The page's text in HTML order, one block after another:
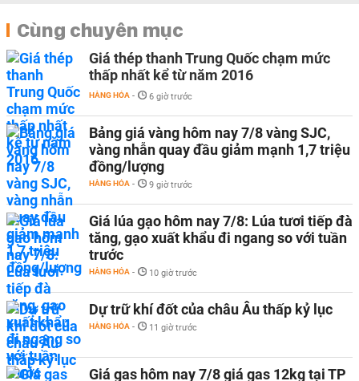
Cùng chuyên mục
Giá thép thanh Trung Quốc chạm mức
thấp nhất kể từ năm 2016
HÀNG HÓA - 6 giờ trước
Bảng giá vàng hôm nay 7/8 vàng SJC,
vàng nhẫn quay đầu giảm mạnh 1,7 triệu
đồng/lượng
HÀNG HÓA - 9 giờ trước
Giá lúa gạo hôm nay 7/8: Lúa tươi tiếp đà
tăng, gạo xuất khẩu đi ngang so với tuần
trước
HÀNG HÓA - 10 giờ trước
Dự trữ khí đốt của châu Âu thấp kỷ lục
HÀNG HÓA - 11 giờ trước
Giá gas hôm nay 7/8 giá gas 12kg tại TP